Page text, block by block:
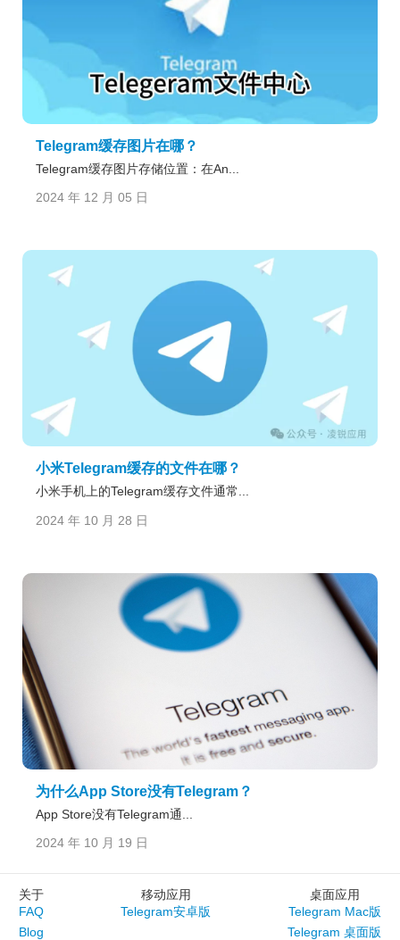
Telegram缓存图片在哪？
Telegram缓存图片存储位置：在An...
2024 年 12 月 05 日
小米Telegram缓存的文件在哪？
小米手机上的Telegram缓存文件通常...
2024 年 10 月 28 日
为什么App Store没有Telegram？
App Store没有Telegram通...
2024 年 10 月 19 日
关于
FAQ
Blog
移动应用
Telegram安卓版
桌面应用
Telegram Mac版
Telegram 桌面版